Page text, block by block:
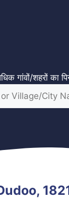
गांवों/शहरों का